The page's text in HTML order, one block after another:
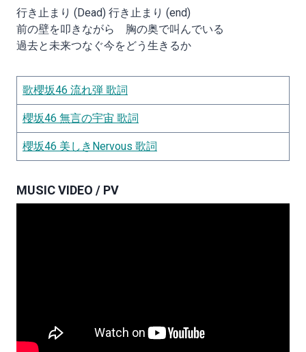
行き止まり (Dead) 行き止まり (end)
前の壁を叩きながら 胸の奥で叫んでいる
過去と未来つなぐ今をどう生きるか
歌櫻坂46 流れ弾 歌詞
櫻坂46 無言の宇宙 歌詞
櫻坂46 美しきNervous 歌詞
MUSIC VIDEO / PV